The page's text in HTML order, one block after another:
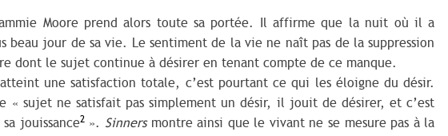
Moore prend alors toute sa portée. Il affirme que la nuit où il a
jour de sa vie. Le sentiment de la vie ne naît pas de la suppression
dont le sujet continue à désirer en tenant compte de ce manque.
une satisfaction totale, c’est pourtant ce qui les éloigne du désir.
« sujet ne satisfait pas simplement un désir, il jouit de désirer, et c’est
jouissance2». Sinnersmontre ainsi que le vivant ne se mesure pas à la